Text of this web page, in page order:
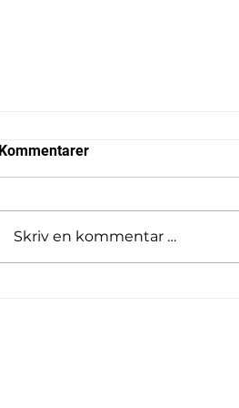
Kommentarer
Skriv en kommentar …